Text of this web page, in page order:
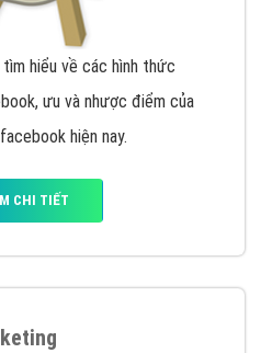
hiểu về các hình thức
ưu và nhược điểm của
hiện nay.
CHI TIẾT